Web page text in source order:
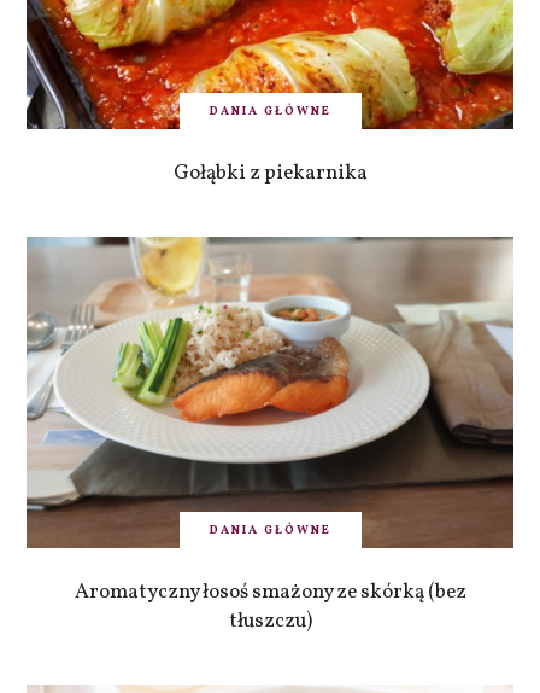
DANIA GŁÓWNE
Gołąbki z piekarnika
DANIA GŁÓWNE
Aromatyczny łosoś smażony ze skórką (bez
tłuszczu)